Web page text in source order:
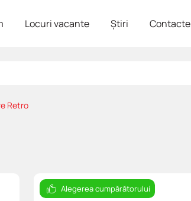
Locuri vacante Știri Contacte
Retro
Alegerea cumpărătorului